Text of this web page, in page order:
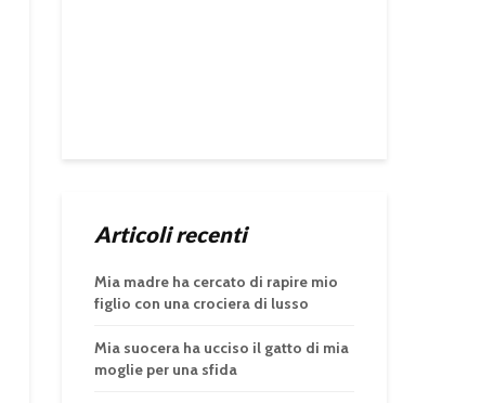
Articoli recenti
Mia madre ha cercato di rapire mio
figlio con una crociera di lusso
Mia suocera ha ucciso il gatto di mia
moglie per una sfida